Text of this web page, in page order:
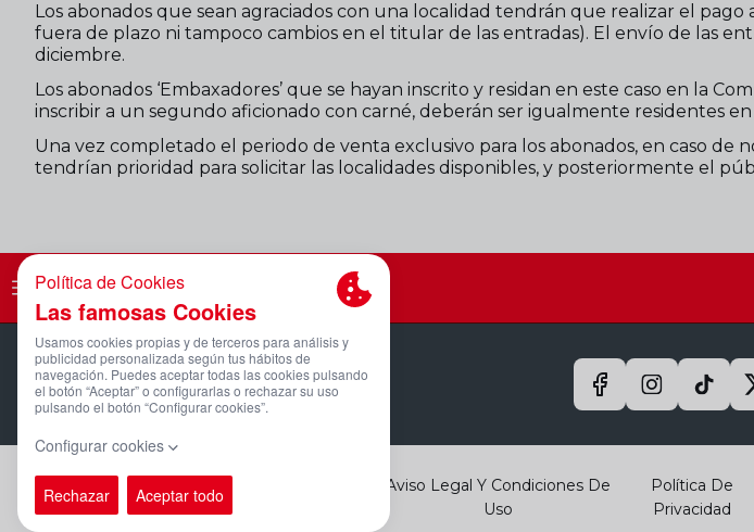
Los abonados que sean agraciados con una localidad tendrán que realizar el
fuera de plazo ni tampoco cambios en el titular de las entradas). El envío de las
diciembre.
Los abonados ‘Embaxadores’ que se hayan inscrito y residan en este caso en la
inscribir a un segundo aficionado con carné, deberán ser igualmente residentes en
Una vez completado el periodo de venta exclusivo para los abonados, en caso
tendrían prioridad para solicitar las localidades disponibles, y posteriormente el
Aviso Legal Y Condiciones De
Uso
Política De
Privacidad
PÁGINA OFICIAL © REAL SPORTING
2025